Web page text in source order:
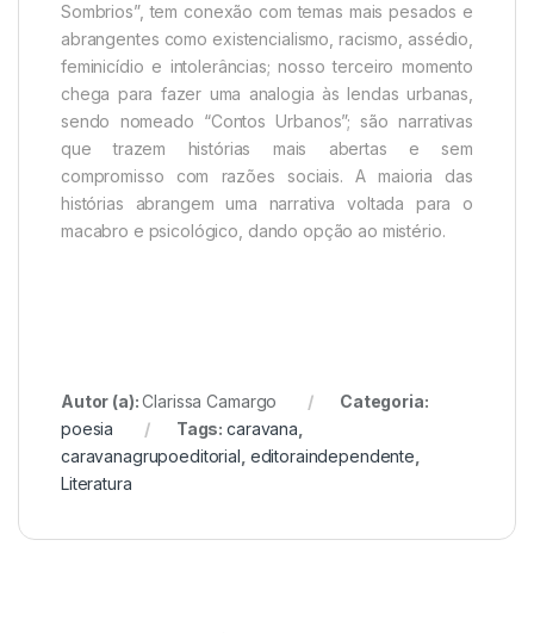
Sombrios”, tem conexão com temas mais pesados e
abrangentes como existencialismo, racismo, assédio,
feminicídio e intolerâncias; nosso terceiro momento
chega para fazer uma analogia às lendas urbanas,
sendo nomeado “Contos Urbanos”; são narrativas
que trazem histórias mais abertas e sem
compromisso com razões sociais. A maioria das
histórias abrangem uma narrativa voltada para o
macabro e psicológico, dando opção ao mistério.
Autor (a):Clarissa Camargo
Categoria:
poesia
Tags:caravana
caravanagrupoeditorial editoraindependente
Literatura